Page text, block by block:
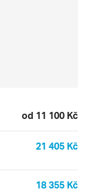
od 11 100 Kč
21 405 Kč
18 355 Kč